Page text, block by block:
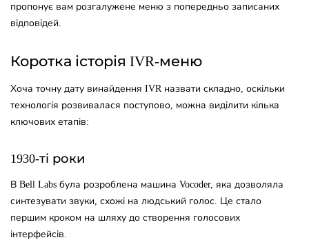
пропонує вам розгалужене меню з попередньо записаних
відповідей.
Коротка історія IVR-меню
Хоча точну дату винайдення IVR назвати складно, оскільки
технологія розвивалася поступово, можна виділити кілька
ключових етапів:
1930-ті роки
В Bell Labs була розроблена машина Vocoder, яка дозволяла
синтезувати звуки, схожі на людський голос. Це стало
першим кроком на шляху до створення голосових
інтерфейсів.